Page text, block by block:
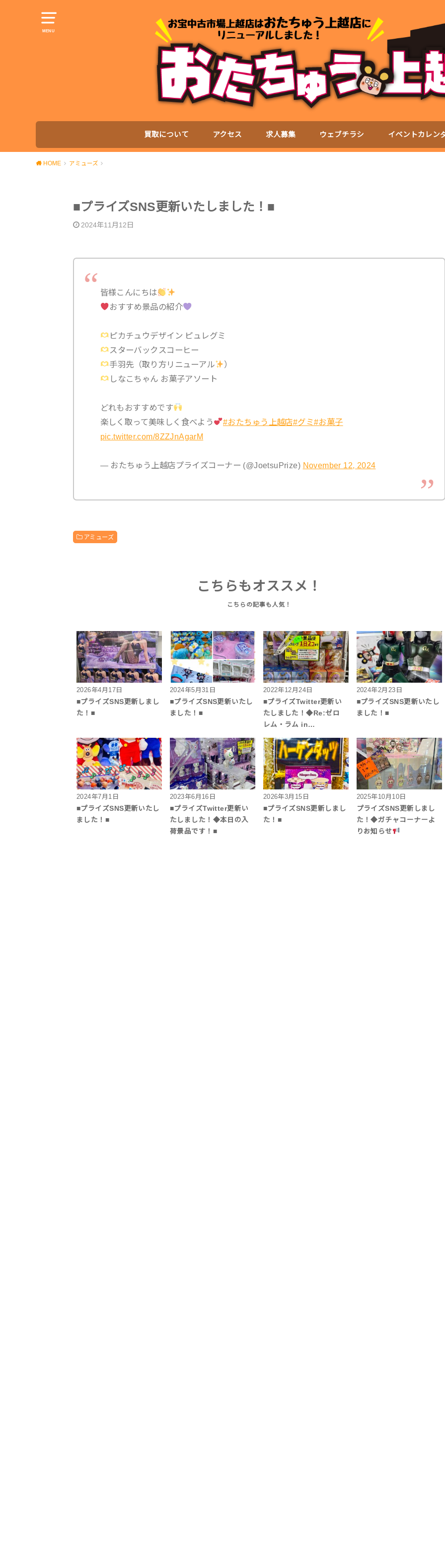
MENU
買取について アクセス 求人募集 ウェブチラシ イベントカレン
HOME アミューズ
■プライズSNS更新いたしました！■
2024年11月12日
皆様こんにちは
おすすめ景品の紹介
ピカチュウデザイン ピュレグミ
スターバックスコーヒー
手羽先（取り方リニューアル
）
しなこちゃん お菓子アソート
どれもおすすめです
楽しく取って美味しく食べよう
#おたちゅう上越店#グミ#お菓子
pic.twitter.com/8ZZJnAgarM
— おたちゅう上越店プライズコーナー (@JoetsuPrize) November 12, 2024
アミューズ
こちらもオススメ！
2026年4月17日
■プライズSNS更新しまし
た！■
2024年5月31日
■プライズSNS更新いたし
ました！■
2022年12月24日
■プライズTwitter更新い
たしました！◆Re:ゼロ
レム・ラム in…
2024年2月23日
■プライズSNS更新いたし
ました！■
2024年7月1日
■プライズSNS更新いたし
ました！■
2023年6月16日
■プライズTwitter更新い
たしました！◆本日の入
荷景品です！■
2026年3月15日
■プライズSNS更新しまし
た！■
2025年10月10日
プライズSNS更新しまし
た！◆ガチャコーナーよ
りお知らせ